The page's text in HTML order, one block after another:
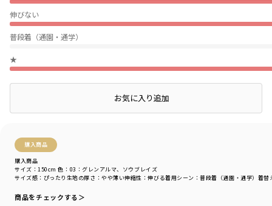
伸びない
普段着（通園・通学）
★
表示：新しい順
購入商品
購入商品
サイズ感 ：ぴったり 生地の厚さ ：やや薄い伸縮性 ：伸びる着用シーン ：普段着（通園・通学） 着替
サイズ：150cm 色：03：グレンアルマ、ソウブレイズ
商品をチェックする＞
店頭在庫を確認するお気に入り追加